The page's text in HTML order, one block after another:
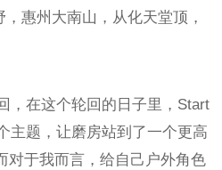
惠州大南山，从化天堂顶，
，在这个轮回的日子里，Start
主题，让磨房站到了一个更高
对于我而言，给自己户外角色